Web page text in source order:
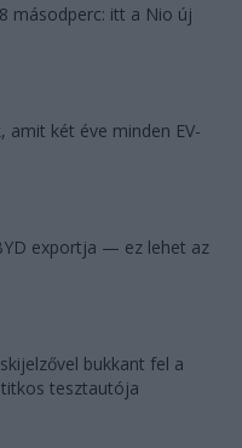
másodperc: itt a Nio új
amit két éve minden EV-
exportja — ez lehet az
bukkant fel a
tesztautója